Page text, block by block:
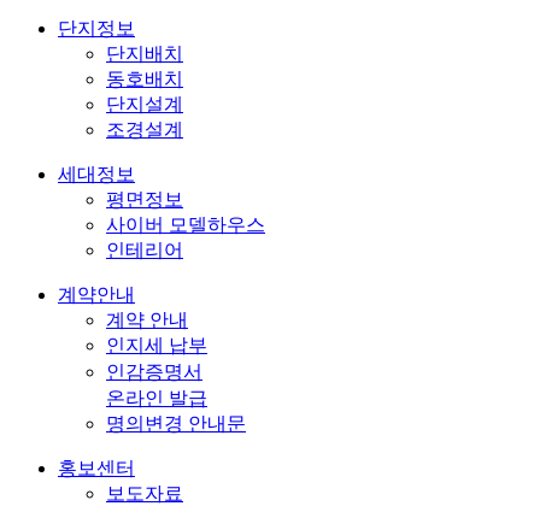
단지정보
단지배치
동호배치
단지설계
조경설계
세대정보
평면정보
사이버 모델하우스
인테리어
계약안내
계약 안내
인지세 납부
인감증명서
온라인 발급
명의변경 안내문
홍보센터
보도자료